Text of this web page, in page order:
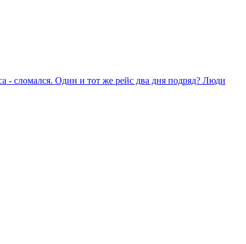
- сломался. Один и тот же рейс два дня подряд? Люди